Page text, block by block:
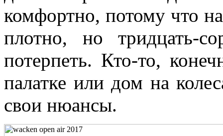
комфортно, потому что
плотно, но тридцать-
потерпеть. Кто-то,
палатке или дом на
свои нюансы.